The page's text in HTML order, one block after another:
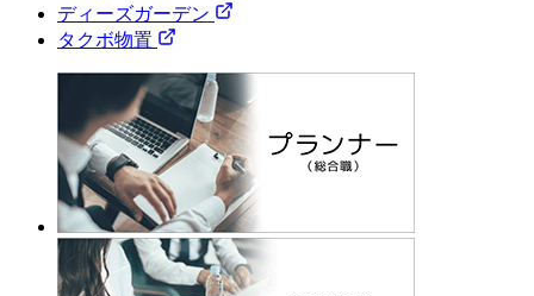
ディーズガーデン
タクボ物置